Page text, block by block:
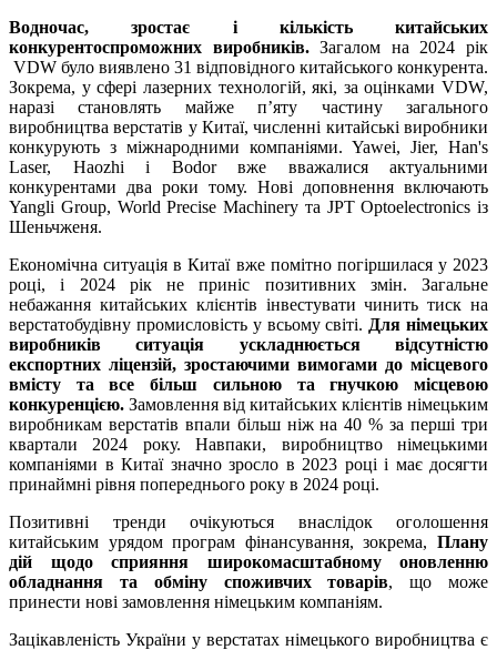
Водночас, зростає і кількість китайських
конкурентоспроможних виробників.Загалом на 2024 рік
VDW було виявлено 31 відповідного китайського конкурента.
Зокрема, у сфері лазерних технологій, які, за оцінками VDW,
наразі становлять майже п’яту частину загального
виробництва верстатів у Китаї, численні китайські виробники
конкурують з міжнародними компаніями. Yawei, Jier, Han's
Laser, Haozhi і Bodor вже вважалися актуальними
конкурентами два роки тому. Нові доповнення включають
Yangli Group, World Precise Machinery та JPT Optoelectronics із
Шеньчженя.
Економічна ситуація в Китаї вже помітно погіршилася у 2023
році, і 2024 рік не приніс позитивних змін. Загальне
небажання китайських клієнтів інвестувати чинить тиск на
верстатобудівну промисловість у всьому світі. Для німецьких
виробників ситуація ускладнюється відсутністю
експортних ліцензій, зростаючими вимогами до місцевого
вмісту та все більш сильною та гнучкою місцевою
конкуренцією. Замовлення від китайських клієнтів німецьким
виробникам верстатів впали більш ніж на 40 % за перші три
квартали 2024 року. Навпаки, виробництво німецькими
компаніями в Китаї значно зросло в 2023 році і має досягти
принаймні рівня попереднього року в 2024 році.
Позитивні тренди очікуються внаслідок оголошення
китайським урядом програм фінансування, зокрема, Плану
дій щодо сприяння широкомасштабному оновленню
обладнання та обміну споживчих товарів, що може
принести нові замовлення німецьким компаніям.
Зацікавленість України у верстатах німецького виробництва є